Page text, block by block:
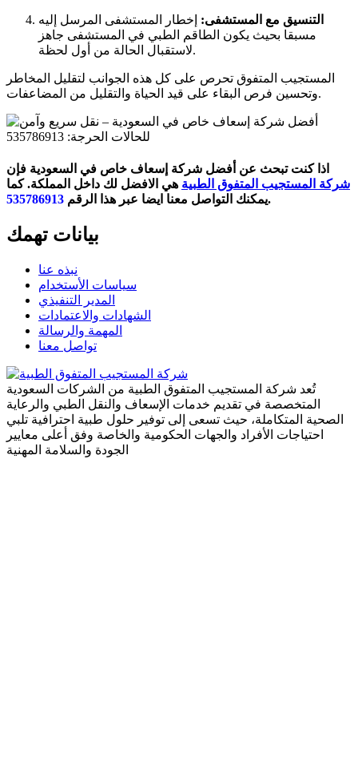
التنسيق مع المستشفى: إخطار المستشفى المرسل إليه
مسبقا بحيث يكون الطاقم الطبي في المستشفى جاهز
لاستقبال الحالة من أول لحظة.
المستجيب المتفوق تحرص على كل هذه الجوانب لتقليل المخاطر
وتحسين فرص البقاء على قيد الحياة والتقليل من المضاعفات.
اذا كنت تبحث عن أفضل شركة إسعاف خاص في السعودية فإن
شركة المستجيب المتفوق الطبية هي الافضل لك داخل المملكة. كما
يمكنك التواصل معنا ايضا عبر هذا الرقم 535786913 .
بيانات تهمك
نبذه عنا
سياسات الأستخدام
المدير التنفيذي
الشهادات والاعتمادات
المهمة والرسالة
تواصل معنا
تُعد شركة المستجيب المتفوق الطبية من الشركات السعودية
المتخصصة في تقديم خدمات الإسعاف والنقل الطبي والرعاية
الصحية المتكاملة، حيث تسعى إلى توفير حلول طبية احترافية تلبي
احتياجات الأفراد والجهات الحكومية والخاصة وفق أعلى معايير
الجودة والسلامة المهنية